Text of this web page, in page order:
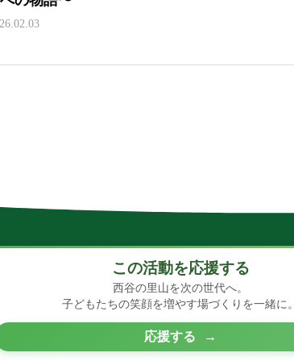
この活動を応援する
西谷の里山を次の世代へ。
子どもたちの笑顔を増やす場づくりを一緒に。
応援する →